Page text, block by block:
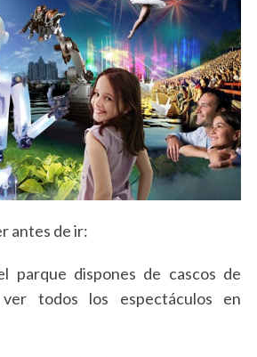
antes de ir:
parque dispones de cascos de
todos los espectáculos en